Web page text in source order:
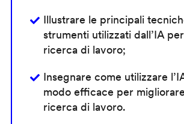
Illustrare le principali
strumenti utilizzati dall’IA
ricerca di lavoro;
Insegnare come utilizzare
modo efficace per
ricerca di lavoro.